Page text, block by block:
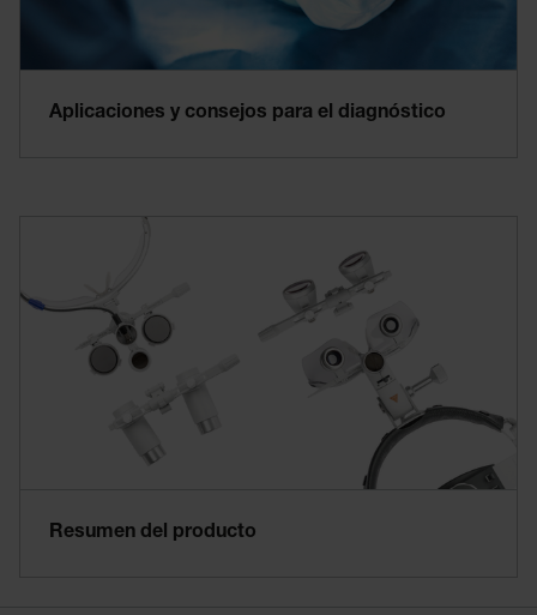
Aplicaciones y consejos para el diagnóstico
Resumen del producto